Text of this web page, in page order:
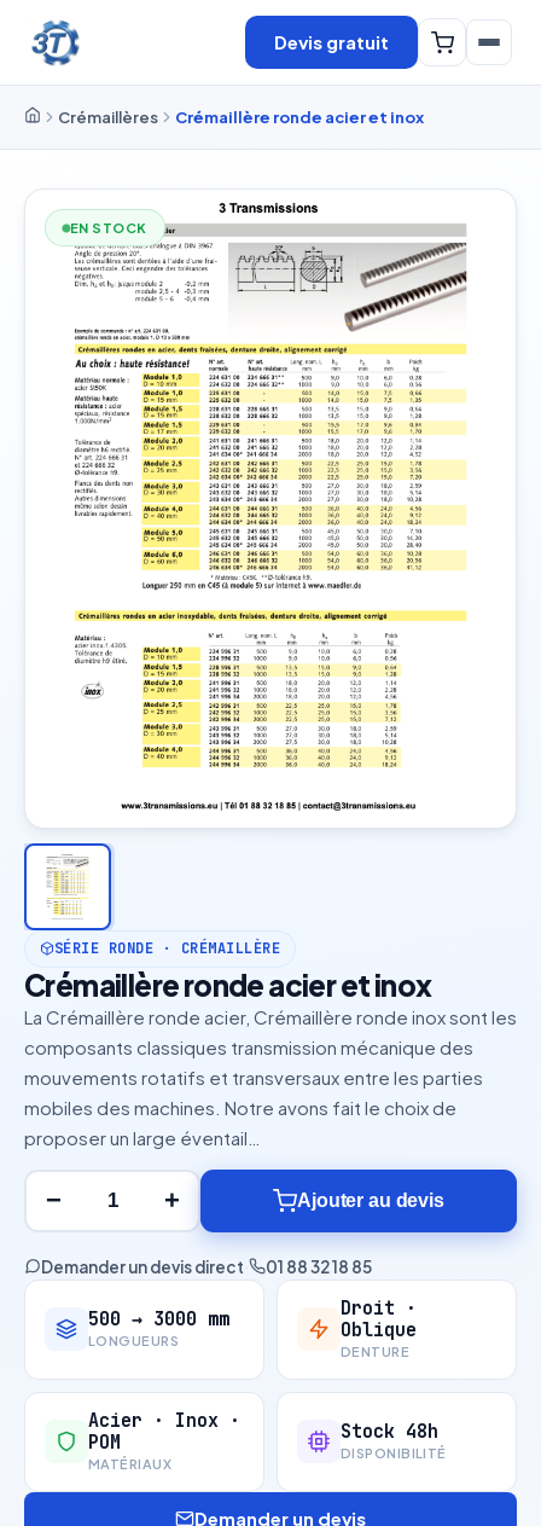
Devis gratuit
Crémaillères Crémaillère ronde acier et inox
EN STOCK
SÉRIE RONDE · CRÉMAILLÈRE
Crémaillère ronde acier et inox
La Crémaillère ronde acier, Crémaillère ronde inox sont les
composants classiques transmission mécanique des
mouvements rotatifs et transversaux entre les parties
mobiles des machines. Notre avons fait le choix de
proposer un large éventail…
− + Ajouter au devis
Demander un devis direct· 01 88 32 18 85
500 → 3000 mm
LONGUEURS
Droit ·
Oblique
DENTURE
Acier · Inox ·
POM
MATÉRIAUX
Stock 48h
DISPONIBILITÉ
Demander un devis